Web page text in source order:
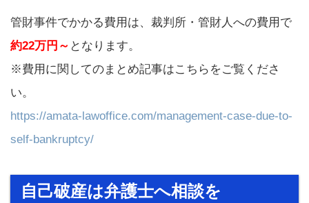
管財事件でかかる費用は、裁判所・管財人への費用で
約22万円～ となります。
※費用に関してのまとめ記事はこちらをご覧くださ
い。
https://amata-lawoffice.com/management-case-due-to-
self-bankruptcy/
自己破産は弁護士へ相談を